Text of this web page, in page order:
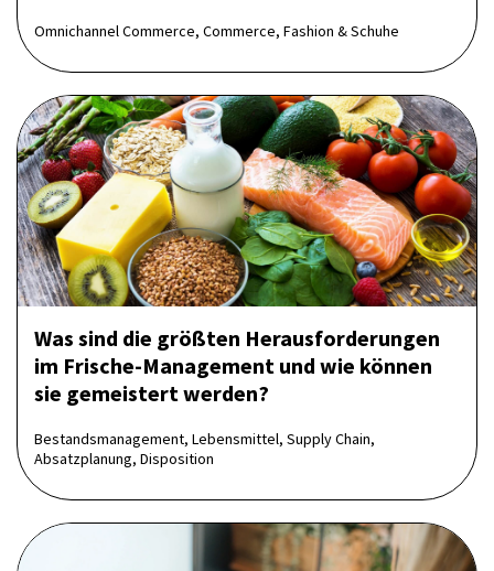
Omnichannel Commerce, Commerce, Fashion & Schuhe
Was sind die größten Heraus­forderungen
im Frische-Management und wie können
sie gemeistert werden?
Bestandsmanagement, Lebensmittel, Supply Chain,
Absatzplanung, Disposition